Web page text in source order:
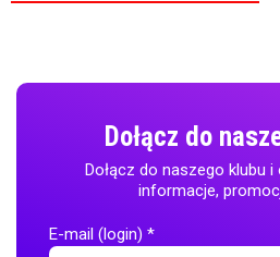
Dołącz do
Dołącz do naszego klubu
informacje,
E-mail (login) *